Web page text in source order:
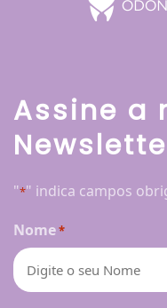
Assine a
"*" indica campos
Nome*